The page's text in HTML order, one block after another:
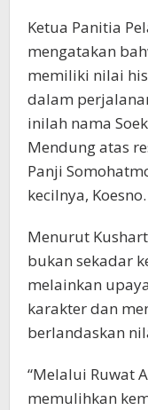
Ketua Panitia
mengatakan
memiliki nilai
dalam
inilah nama
Mendung atas
Panji
kecilnya, Koesno.
Menurut
bukan sekadar
melainkan
karakter dan
berlandaskan
“Melalui Ruwat
memulihkan